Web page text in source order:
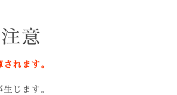
意
れます。
じます。